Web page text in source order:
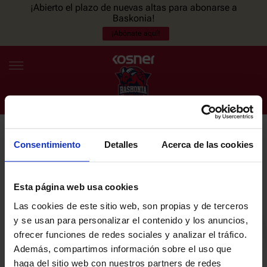
Consentimiento Detalles Acerca de las cookies
Esta página web usa cookies
Las cookies de este sitio web, son propias y de terceros
y se usan para personalizar el contenido y los anuncios,
ofrecer funciones de redes sociales y analizar el tráfico.
Además, compartimos información sobre el uso que
haga del sitio web con nuestros partners de redes
¡Abierto el plazo de nuevas altas para abonarse a
Baskonia!
¡Abónate aquí!
ES EU
NOTICIAS
PLANTILLA
ENTRADAS
NEWSLETTER
últimas noticias y promociones del club.
Email
He leído y acepto laPolítica de privacidaddel SASKI BASKONIA